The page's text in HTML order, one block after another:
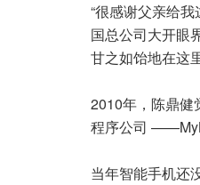
“很感谢父亲给
国总公司大开眼
甘之如饴地在这
2010年，陈鼎健
程序公司
当年智能手机还